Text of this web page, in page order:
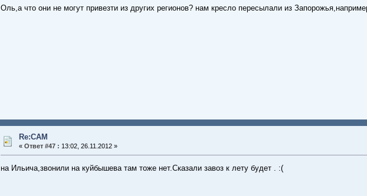
Оль,а что они не могут привезти из других регионов? нам кресло пересылали из
Re:CAM
« Ответ #47 : 13:02, 26.11.2012 »
на Ильича,звонили на куйбышева там тоже нет.Сказали завоз к лету будет . :(